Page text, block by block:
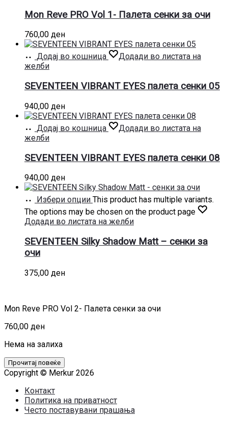
Mon Reve PRO Vol 1- Палета сенки за очи
760,00 ден
Додај во кошница
Додади во листата на
желби
SEVENTEEN VIBRANT EYES палета сенки 05
940,00 ден
Додај во кошница
Додади во листата на
желби
SEVENTEEN VIBRANT EYES палета сенки 08
940,00 ден
Избери опции This product has multiple variants.
The options may be chosen on the product page
Додади во листата на желби
SEVENTEEN Silky Shadow Matt – сенки за
очи
375,00 ден
Mon Reve PRO Vol 2- Палета сенки за очи
760,00 ден
Нема на залиха
Прочитај повеќе
Copyright © Merkur 2026
Контакт
Политика на приватност
Често поставувани прашања